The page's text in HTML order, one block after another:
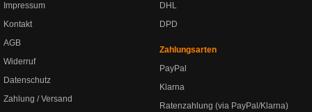
Impressum
Kontakt
AGB
Widerruf
Datenschutz
Zahlung / Versand
DHL
DPD
Zahlungsarten
PayPal
Klarna
Ratenzahlung (via PayPal/Klarna)